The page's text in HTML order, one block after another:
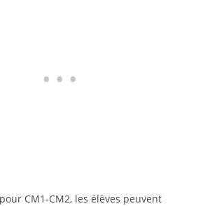
CM1‑CM2, les élèves peuvent